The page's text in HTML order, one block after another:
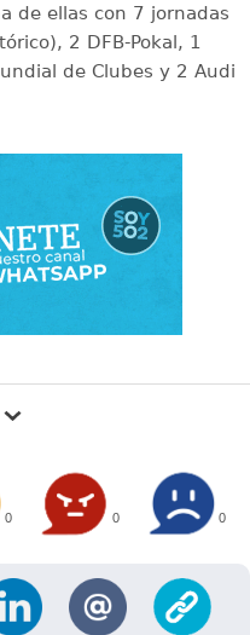
de ellas con 7 jornadas
2 DFB-Pokal, 1
de Clubes y 2 Audi
0 0 0